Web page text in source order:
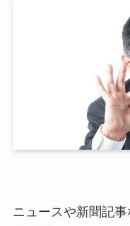
ニュースや新聞記